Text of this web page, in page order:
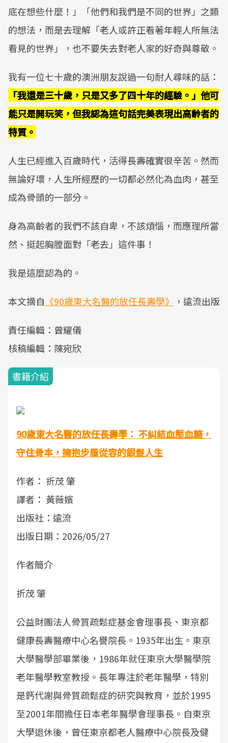
底在想些什麼！」「他們和我們是不同的世界」之類
的想法，而是去理解「老人或許正看著年輕人所無法
看見的世界」，也不要失去對老人家的好奇與尊敬。
我有一位七十歲的澳洲朋友說過一句耐人尋味的話：
「我還是三十歲，只是又多了四十年的經驗。」他可
能只是開玩笑，但我認為這句話完美表現出高齡者的
特質。
人生已經進入百歲時代，活得長壽確實很辛苦。然而
無論好壞，人生所經歷的一切都必然化為血肉，甚至
成為骨頭的一部分。
身為高齡者的我們不該自卑，不該煩惱，而應理所當
然、挺起胸膛面對「老去」這件事！
我是這麼認為的。
本文摘自 《90歲東大名醫的放任長壽學》 ，遠流出版
責任編輯：曾耀儀
核稿編輯：陳宛欣
書籍介紹
90歲東大名醫的放任長壽學： 不糾結血壓血糖，
守住骨本，擁抱步履從容的銀髮人生
作者： 折茂 肇
譯者： 黃薇嬪
出版社：遠流
出版日期：2026/05/27
作者簡介
折茂 肇
公益財團法人骨質疏鬆症基金會理事長、東京都
健康長壽醫療中心名譽院長。1935年出生。東京
大學醫學部畢業後，1986年就任東京大學醫學院
老年醫學教室教授。長年專注於老年醫學，特別
是鈣代謝與骨質疏鬆症的研究與教育，並於1995
至2001年間擔任日本老年醫學會理事長。自東京
大學退休後，曾任東京都老人醫療中心院長及健